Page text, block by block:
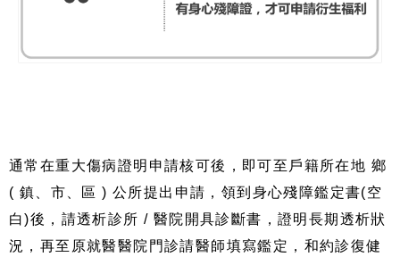
通常在重大傷病證明申請核可後，即可至戶籍所在地 鄉
( 鎮、市、區 ) 公所提出申請，領到身心殘障鑑定書(空
白)後，請透析診所 / 醫院開具診斷書，證明長期透析狀
況，再至原就醫醫院門診請醫師填寫鑑定，和約診復健